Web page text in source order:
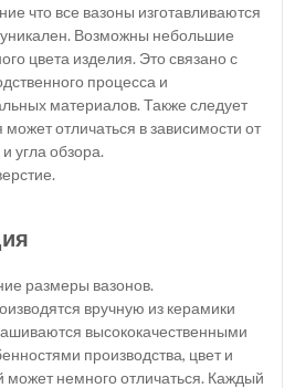
что все вазоны изготавливаются
Возможны небольшие
цвета изделия. Это связано с
процесса и
материалов. Также следует
может отличаться в зависимости от
угла обзора.
размеры вазонов.
вручную из керамики
высококачественными
производства, цвет и
может немного отличаться. Каждый